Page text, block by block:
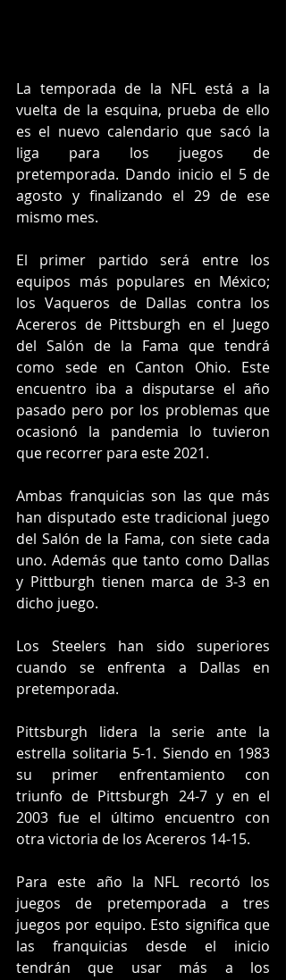
La temporada de la NFL está a la
vuelta de la esquina, prueba de ello
es el nuevo calendario que sacó la
liga para los juegos de
pretemporada. Dando inicio el 5 de
agosto y finalizando el 29 de ese
mismo mes.
El primer partido será entre los
equipos más populares en México;
los Vaqueros de Dallas contra los
Acereros de Pittsburgh en el Juego
del Salón de la Fama que tendrá
como sede en Canton Ohio. Este
encuentro iba a disputarse el año
pasado pero por los problemas que
ocasionó la pandemia lo tuvieron
que recorrer para este 2021.
Ambas franquicias son las que más
han disputado este tradicional juego
del Salón de la Fama, con siete cada
uno. Además que tanto como Dallas
y Pittburgh tienen marca de 3-3 en
dicho juego.
Los Steelers han sido superiores
cuando se enfrenta a Dallas en
pretemporada.
Pittsburgh lidera la serie ante la
estrella solitaria 5-1. Siendo en 1983
su primer enfrentamiento con
triunfo de Pittsburgh 24-7 y en el
2003 fue el último encuentro con
otra victoria de los Acereros 14-15.
Para este año la NFL recortó los
juegos de pretemporada a tres
juegos por equipo. Esto significa que
las franquicias desde el inicio
tendrán que usar más a los